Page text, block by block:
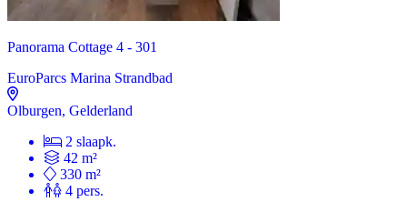
Panorama Cottage 4 - 301
EuroParcs Marina Strandbad
Olburgen, Gelderland
2 slaapk.
42 m²
330 m²
4 pers.